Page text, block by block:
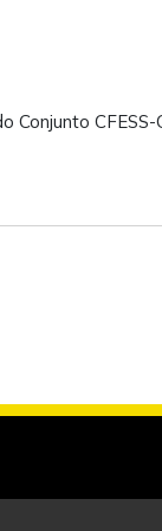
Conjunto CFESS-